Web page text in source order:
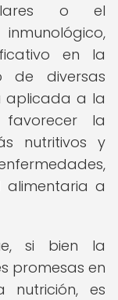
o el
en la
de diversas
aplicada a la
la
nutritivos y
alimentaria a
si bien la
promesas en
es